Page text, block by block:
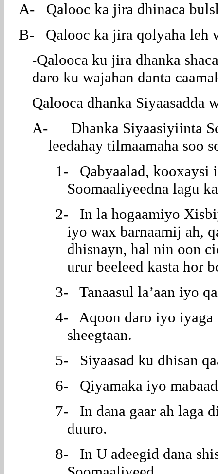
A- Qalooc ka jira dhinaca
B- Qalooc ka jira qolyaha leh
-Qalooca ku jira dhanka
daro ku wajahan danta
Qalooca dhanka Siyaasadda
A- Dhanka Siyaasiyiinta
leedahay tilmaamaha soo
1- Qabyaalad, kooxaysi
Soomaaliyeedna lagu
2- In la hogaamiyo
iyo wax barnaamij ah,
dhisnayn, hal nin oon
urur beeleed kasta hor
3- Tanaasul la’aan iyo
4- Aqoon daro iyo iyaga
sheegtaan.
5- Siyaasad ku dhisan
6- Qiyamaka iyo
7- In dana gaar ah laga
duuro.
8- In U adeegid dana